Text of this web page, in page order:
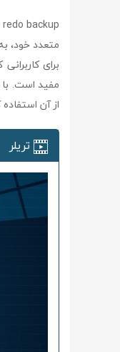
متعدد خود،
برای
از آن
تریلر